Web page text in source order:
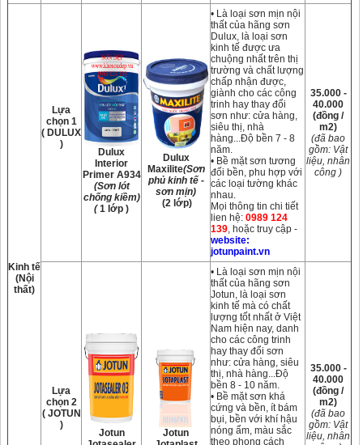
Kinh tế
(Nội
thất)
Lựa
chọn 1
( DULUX
)
Dulux
Interior
Primer A934
(Sơn lót
chống kiềm)
(1 lớp )
Dulux
Maxilite(Sơn
phủ kinh tế -
sơn mịn)
(2 lớp)
• Là loại sơn mịn nội
thất của hãng sơn
Dulux, là loại sơn
kinh tế được ưa
chuộng nhất trên thị
trường và chất lượng
chấp nhận được,
giành cho các công
trinh hay thay đổi
sơn như: cửa hàng,
siêu thị, nhà
hàng...Độ bền 7 - 8
năm.
• Bề mặt sơn tương
đối bền, phu hợp với
các loại tường khác
nhau.
Mọi thông tin chi tiết
lien hệ: 0989 124
139, hoặc truy cập -
website:
jotunpaint.vn
35.000 -
40.000
(đồng /
m2)
(đã bao
gồm: Vật
liệu, nhân
công )
Lựa
chọn 2
( JOTUN
)
Jotun
Jotun
• Là loại sơn mịn nội
thất của hãng sơn
Jotun, là loại sơn
kinh tế mà có chất
lượng tốt nhất ở Việt
Nam hiện nay, danh
cho các công trinh
hay thay đổi sơn
như: cửa hàng, siêu
thị, nhà hàng...Độ
bền 8 - 10 năm.
• Bề mặt sơn khá
cứng và bền, ít bám
bụi, bền với khí hậu
nóng ẩm, màu sắc
theo phong cách
35.000 -
40.000
(đồng /
m2)
(đã bao
gồm: Vật
liệu, nhân